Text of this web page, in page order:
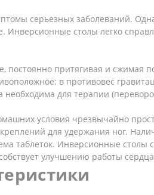
серьезных заболеваний.
Инверсионные столы легко
постоянно притягивая и сжимая
в противовес
необходима для терапии
условия чрезвычайно
для удержания ног.
таблеток. Инверсионные
улучшению работы